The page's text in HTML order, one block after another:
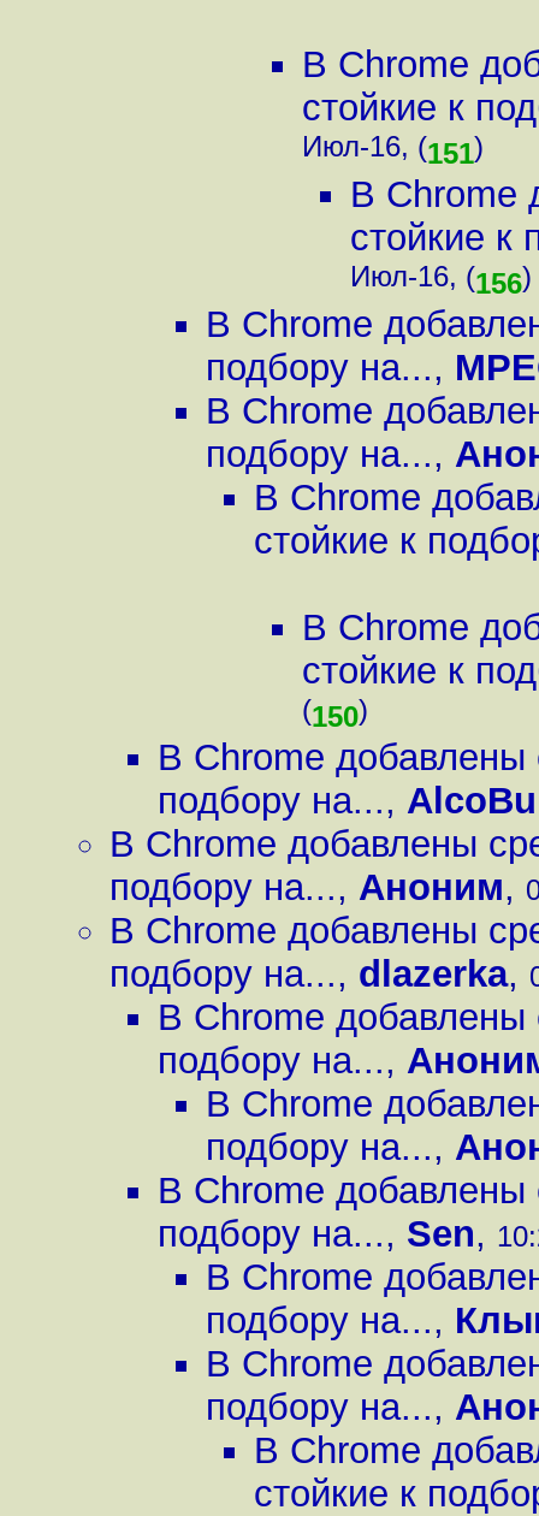
В Chrome
стойкие к
Июл-16, (151)
В Chrome
стойкие к
Июл-16, (156)
В Chrome
подбору на...,
В Chrome
подбору на...,
В Chrome
стойкие к
В Chrome
стойкие к
(150)
В Chrome добавлены
подбору на...,
В Chrome добавлены
подбору на..., Аноним,
В Chrome добавлены
подбору на..., dlazerka,
В Chrome добавлены
подбору на...,
В Chrome
подбору на...,
В Chrome добавлены
подбору на..., Sen,
В Chrome
подбору на...,
В Chrome
подбору на...,
В Chrome
стойкие к